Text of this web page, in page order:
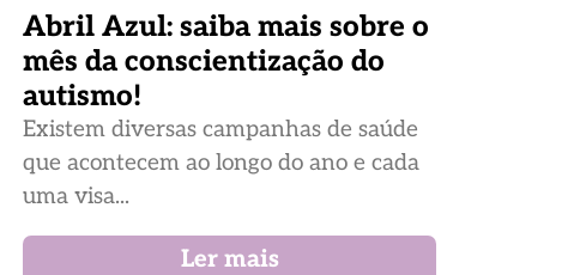
Abril Azul: saiba mais sobre o
mês da conscientização do
autismo!
Existem diversas campanhas de saúde
que acontecem ao longo do ano e cada
uma visa...
Ler mais